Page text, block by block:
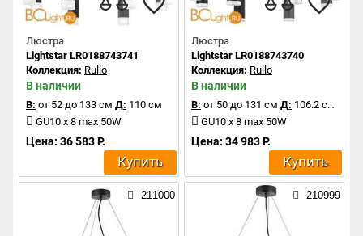
Люстра
Lightstar LR0188743741
Коллекция: Rullo
В наличии
В: от 52 до 133 см Д: 110 см
GU10 x 8 max 50W
Цена: 36 583 Р.
Купить
Люстра
Lightstar LR0188743740
Коллекция: Rullo
В наличии
В: от 50 до 131 см Д: 106.2 см
GU10 x 8 max 50W
Цена: 34 983 Р.
Купить
211000 210999